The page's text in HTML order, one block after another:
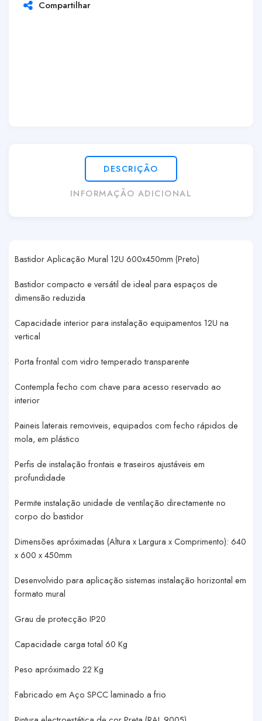
Compartilhar
DESCRIÇÃO
INFORMAÇÃO ADICIONAL
Bastidor Aplicação Mural 12U 600x450mm (Preto)
Bastidor compacto e versátil de ideal para espaços de
dimensão reduzida
Capacidade interior para instalação equipamentos 12U na
vertical
Porta frontal com vidro temperado transparente
Contempla fecho com chave para acesso reservado ao
interior
Paineis laterais removiveis, equipados com fecho rápidos de
mola, em plástico
Perfis de instalação frontais e traseiros ajustáveis em
profundidade
Permite instalação unidade de ventilação directamente no
corpo do bastidor
Dimensões apróximadas (Altura x Largura x Comprimento): 640
x 600 x 450mm
Desenvolvido para aplicação sistemas instalação horizontal em
formato mural
Grau de protecção IP20
Capacidade carga total 60 Kg
Peso apróximado 22 Kg
Fabricado em Aço SPCC laminado a frio